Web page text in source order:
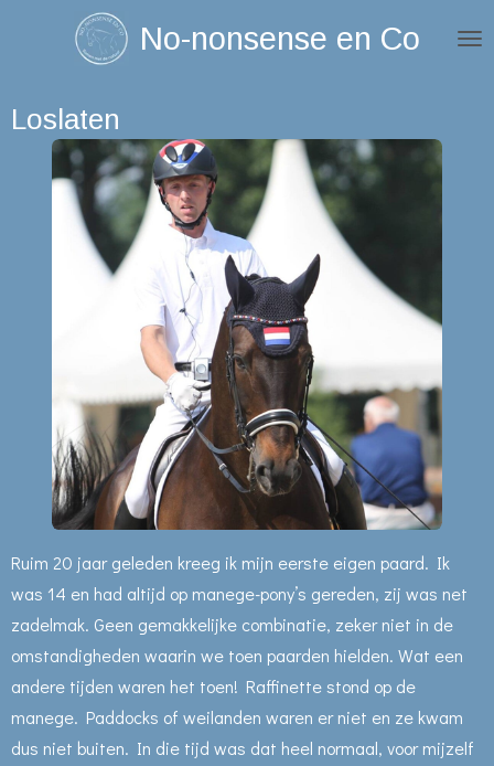
de
hoofdinhoud
No-nonsense en Co
Loslaten
Ruim 20 jaar geleden kreeg ik mijn eerste eigen paard. Ik
was 14 en had altijd op manege-pony’s gereden, zij was net
zadelmak. Geen gemakkelijke combinatie, zeker niet in de
omstandigheden waarin we toen paarden hielden. Wat een
andere tijden waren het toen! Raffinette stond op de
manege. Paddocks of weilanden waren er niet en ze kwam
dus niet buiten. In die tijd was dat heel normaal, voor mijzelf